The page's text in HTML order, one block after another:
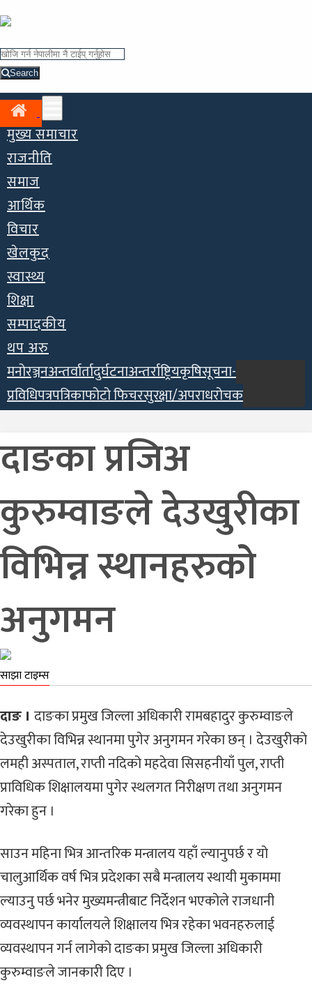
Search
मुख्य समाचार
राजनीति
समाज
आर्थिक
विचार
खेलकुद
स्वास्थ्य
शिक्षा
सम्पादकीय
थप अरु
मनोरञ्जनअन्तर्वार्तादुर्घटनाअन्तर्राष्ट्रियकृषिसूचना-
प्रविधिपत्रपत्रिकाफोटो फिचरसुरक्षा/अपराधरोचक
दाङका प्रजिअ
कुरुम्वाङले देउखुरीका
विभिन्न स्थानहरुको
अनुगमन
साझा टाइम्स
दाङ । दाङका प्रमुख जिल्ला अधिकारी रामबहादुर कुरुम्वाङले
देउखुरीका विभिन्न स्थानमा पुगेर अनुगमन गरेका छन् । देउखुरीको
लमही अस्पताल, राप्ती नदिको महदेवा सिसहनीयाँ पुल, राप्ती
प्राविधिक शिक्षालयमा पुगेर स्थलगत निरीक्षण तथा अनुगमन
गरेका हुन ।
साउन महिना भित्र आन्तरिक मन्त्रालय यहाँ ल्यानुपर्छ र यो
चालुआर्थिक वर्ष भित्र प्रदेशका सबै मन्त्रालय स्थायी मुकाममा
ल्याउनु पर्छ भनेर मुख्यमन्त्रीबाट निर्देशन भएकोले राजधानी
व्यवस्थापन कार्यालयले शिक्षालय भित्र रहेका भवनहरुलाई
व्यवस्थापन गर्न लागेको दाङका प्रमुख जिल्ला अधिकारी
कुरुम्वाङले जानकारी दिए ।